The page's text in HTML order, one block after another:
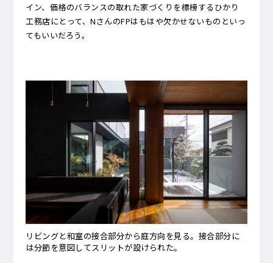
イン、価格のバランスの取れた家づくりを標榜するひかり
工務店にとって、NさんのFPはもはや欠かせないものといっ
てもいいだろう。
リビングと和室の接合部分から庭方向を見る。接合部分に
は分節を意図してスリットが設けられた。